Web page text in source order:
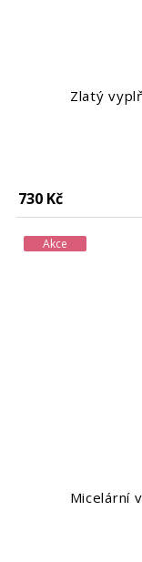
Zlatý
730 Kč
Akce
Micelární